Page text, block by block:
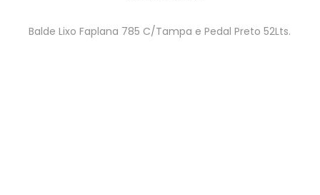
Balde Lixo Faplana 785 C/Tampa e Pedal Preto 52Lts.